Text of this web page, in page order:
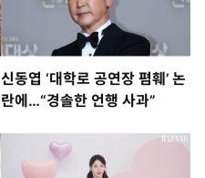
신동엽 ‘대학로 공연장 폄훼’ 논
란에…“경솔한 언행 사과”